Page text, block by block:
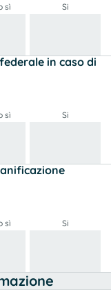
sì Si
in caso di
sì Si
sì Si